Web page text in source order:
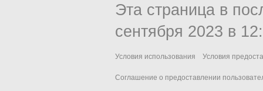
Эта страница в
сентября 2023 в
Условия использования Условия
Соглашение о предоставлении